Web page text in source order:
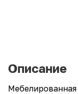
Описание